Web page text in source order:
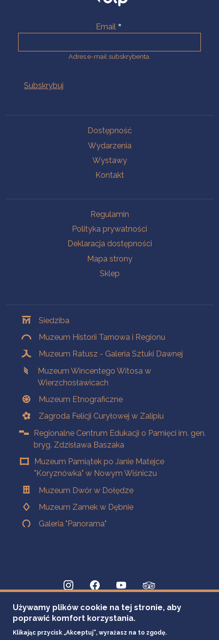
Email
Adres e-mail subskrybenta.
Dostępność
Wydarzenia
Wystawy
Kontakt
Regulamin
Polityka prywatności
Deklaracja dostępności
Mapa strony
Sklep
Siedziba
Muzeum Historii Tarnowa i Regionu
Muzeum Ratusz - Galeria Sztuki Dawnej
Muzeum Wincentego Witosa w
Wierzchosławicach
Muzeum Etnograficzne
Zagroda Felicji Curyłowej w Zalipiu
Regionalne Centrum Edukacji o Pamięci im. gen.
bryg. Zdzisława Baszaka
Muzeum Pamiątek po Janie Matejce
"Koryznówka" w Nowym Wiśniczu
Muzeum Dwór w Dołędze
Muzeum Zamek w Dębnie
Galeria "Panorama"
Używamy plików cookie na tej stronie, aby
poprawić komfort korzystania.
Klikając przycisk „Akceptuj”, wyrażasz na to zgodę.